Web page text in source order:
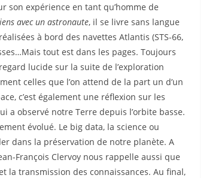
son expérience en tant qu’homme de
avec un astronaute, il se livre sans langue
à bord des navettes Atlantis (STS-66,
tout est dans les pages. Toujours
lucide sur la suite de l’exploration
celles que l’on attend de la part un d’un
c’est également une réflexion sur les
a observé notre Terre depuis l’orbite basse.
évolué. Le big data, la science ou
dans la préservation de notre planète. A
François Clervoy nous rappelle aussi que
la transmission des connaissances. Au final,